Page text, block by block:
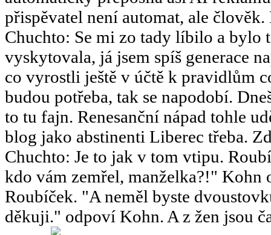
přispěvatel není automat, ale
Chuchto: Se mi zo tady líbilo a bylo
vyskytovala, já jsem spíš generace
co vyrostli ještě v účtě k pravidlům
budou potřeba, tak se napodobí.
to tu fajn. Renesanční nápad tohle
blog jako abstinenti Liberec třeba.
Chuchto: Je to jak v tom vtipu.
kdo vám zemřel, manželka?!"
Roubíček. "A neměl byste
děkuji." odpoví Kohn. A z žen jsou